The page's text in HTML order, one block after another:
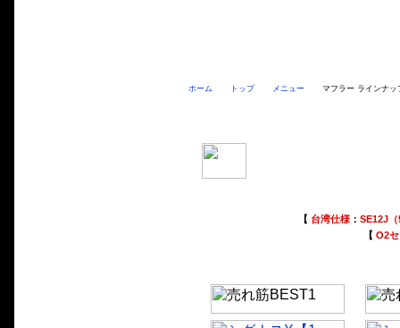
ホーム トップ メニュー マフラー ラインナッ
【 台湾仕様 ： SE12J
【 O2